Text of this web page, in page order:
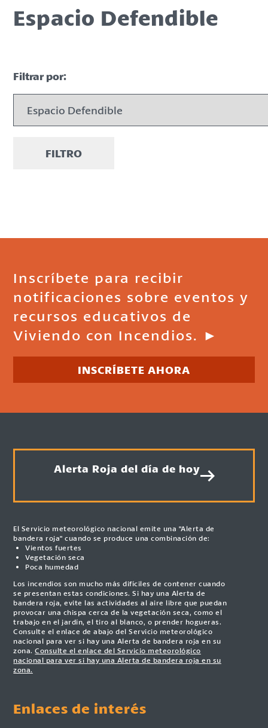
Espacio Defendible
Filtrar por:
FILTRO
Inscríbete para recibir
notificaciones sobre eventos y
recursos educativos de
Viviendo con Incendios. ►
INSCRÍBETE AHORA
Alerta Roja del día de hoy
El Servicio meteorológico nacional emite una "Alerta de
bandera roja" cuando se produce una combinación de:
Vientos fuertes
Vegetación seca
Poca humedad
Los incendios son mucho más difíciles de contener cuando
se presentan estas condiciones. Si hay una Alerta de
bandera roja, evite las actividades al aire libre que puedan
provocar una chispa cerca de la vegetación seca, como el
trabajo en el jardín, el tiro al blanco, o prender hogueras.
Consulte el enlace de abajo del Servicio meteorológico
nacional para ver si hay una Alerta de bandera roja en su
zona.Consulte el enlace del Servicio meteorológico
nacional para ver si hay una Alerta de bandera roja en su
zona.
Enlaces de interés